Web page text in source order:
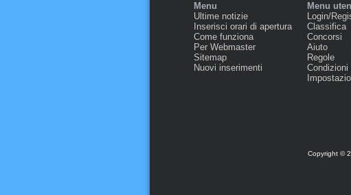
Menu
Ultime notizie
Inserisci orari di apertura
Come funziona
Per Webmaster
Sitemap
Nuovi inserimenti
Menu
Login/
Classifica
Concorsi
Aiuto
Regole
Condizioni
Copyright ©